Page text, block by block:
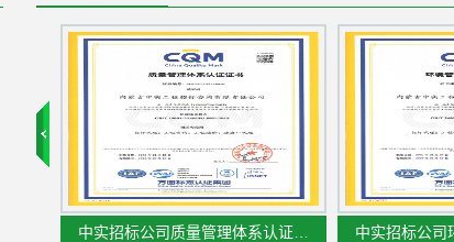
中实招标公司质量管理体系认证… 中实招标公司